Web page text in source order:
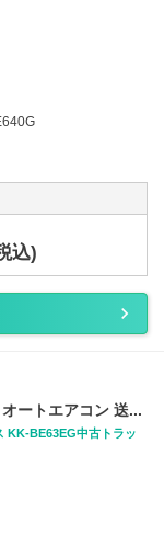
込)
ートエアコン 送...
KK-BE63EG中古トラッ